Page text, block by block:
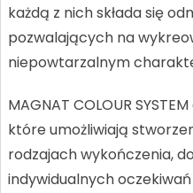
każdą z nich składa się
pozwalających na
niepowtarzalnym
MAGNAT COLOUR
które umożliwiają
rodzajach wykończenia,
indywidualnych